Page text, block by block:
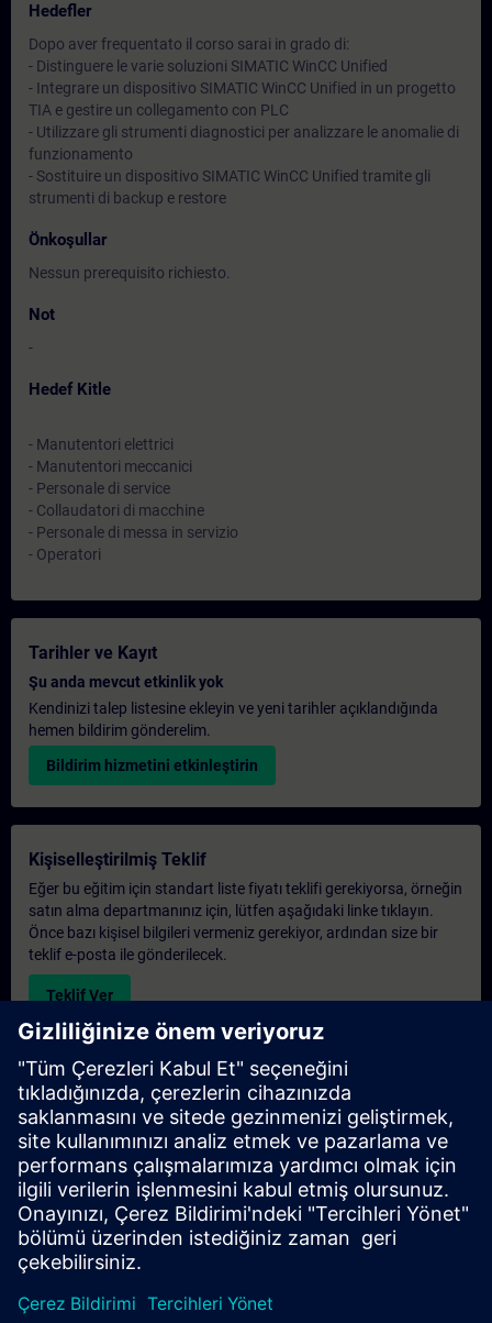
Hedefler
Dopo aver frequentato il corso sarai in grado di:
- Distinguere le varie soluzioni SIMATIC WinCC Unified
- Integrare un dispositivo SIMATIC WinCC Unified in un progetto
TIA e gestire un collegamento con PLC
- Utilizzare gli strumenti diagnostici per analizzare le anomalie di
funzionamento
- Sostituire un dispositivo SIMATIC WinCC Unified tramite gli
strumenti di backup e restore
Önkoşullar
Nessun prerequisito richiesto.
Not
-
Hedef Kitle
- Manutentori elettrici
- Manutentori meccanici
- Personale di service
- Collaudatori di macchine
- Personale di messa in servizio
- Operatori
Tarihler ve Kayıt
Şu anda mevcut etkinlik yok
Kendinizi talep listesine ekleyin ve yeni tarihler açıklandığında
hemen bildirim gönderelim.
Bildirim hizmetini etkinleştirin
Kişiselleştirilmiş Teklif
Eğer bu eğitim için standart liste fiyatı teklifi gerekiyorsa, örneğin
satın alma departmanınız için, lütfen aşağıdaki linke tıklayın.
Önce bazı kişisel bilgileri vermeniz gerekiyor, ardından size bir
teklif e-posta ile gönderilecek.
Teklif Ver
Exclusive Training Enquiry
Please complete the enquiry form below if you require a
quotation for an exclusive training course either on-site, virtually
or at our SITRAIN training centre. This type of request would be
suitable for larger groups ( 6 and above). After providing your
contact details and your training requirements, you will receive a
quotation from us.
Request Exclusive Quotation